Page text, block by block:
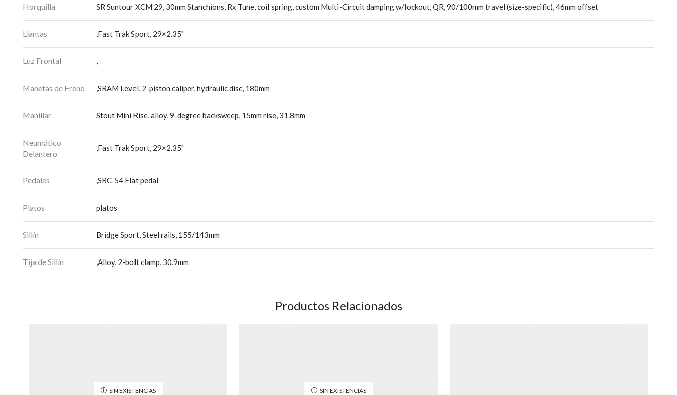
Horquilla SR Suntour XCM 29, 30mm Stanchions, Rx Tune, coil spring, custom Multi-Circuit damping w/lockout, QR, 90/100mm travel (size-specific), 46mm offset
Llantas ,Fast Trak Sport, 29×2.35"
Luz Frontal ,
Manetas de Freno ,SRAM Level, 2-piston caliper, hydraulic disc, 180mm
Manillar Stout Mini Rise, alloy, 9-degree backsweep, 15mm rise, 31.8mm
Neumático
Delantero
,Fast Trak Sport, 29×2.35"
Pedales ,SBC-54 Flat pedal
Platos platos
Sillín Bridge Sport, Steel rails, 155/143mm
Tija de Sillín ,Alloy, 2-bolt clamp, 30.9mm
Productos Relacionados
SIN EXISTENCIAS SIN EXISTENCIAS